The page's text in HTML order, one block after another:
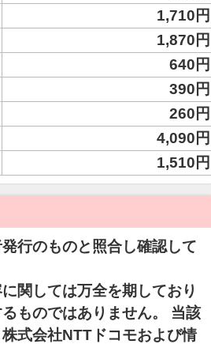
1,710円
1,870円
640円
390円
260円
4,090円
1,510円
行のものと照合し確認して
関しては万全を期しており
ものではありません。 当該
式会社NTTドコモおよび情